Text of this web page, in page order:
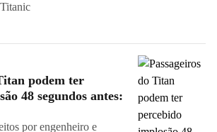
podem ter
48 segundos antes:
por engenheiro e